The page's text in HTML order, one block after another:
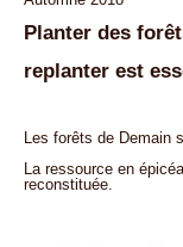
Planter des
replanter est
Les forêts de Demain
La ressource en
reconstituée.